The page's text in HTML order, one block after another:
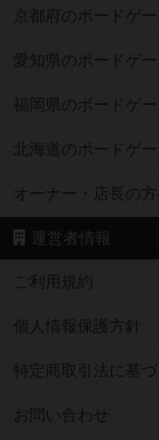
京都府のボードゲ
愛知県のボードゲ
福岡県のボードゲ
北海道のボードゲ
オーナー・店長の
運営者情報
ご利用規約
個人情報保護方針
特定商取引法に基
お問い合わせ